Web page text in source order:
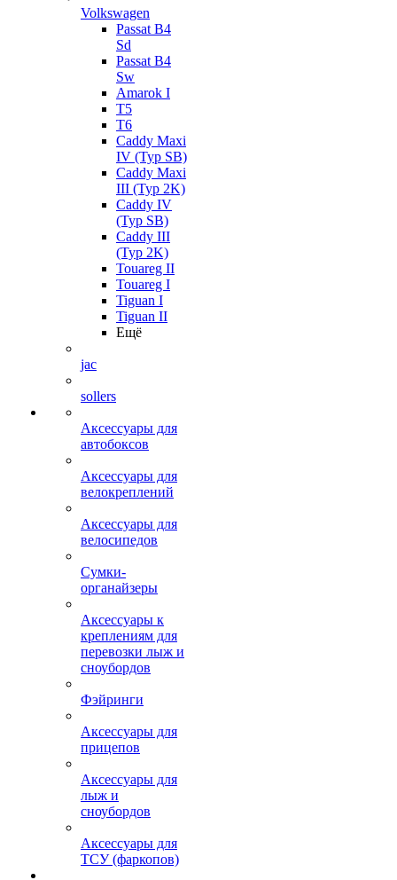
Volkswagen
Passat B4
Sd
Passat B4
Sw
Amarok I
T5
T6
Caddy Maxi
IV (Typ SB)
Caddy Maxi
III (Typ 2K)
Caddy IV
(Typ SB)
Caddy III
(Typ 2K)
Touareg II
Touareg I
Tiguan I
Tiguan II
Ещё
jac
sollers
Аксессуары для
автобоксов
Аксессуары для
велокреплений
Аксессуары для
велосипедов
Сумки-
органайзеры
Аксессуары к
креплениям для
перевозки лыж и
сноубордов
Фэйринги
Аксессуары для
прицепов
Аксессуары для
лыж и
сноубордов
Аксессуары для
ТСУ (фаркопов)